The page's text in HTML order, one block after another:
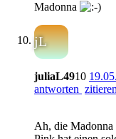
Madonna
jL
juliaL4910
antworten zitieren
Ah, die Madonna